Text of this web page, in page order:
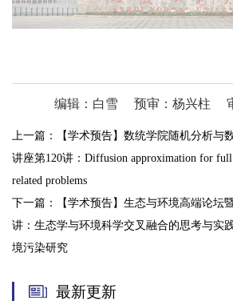
编辑：白雪 预审：杨兴柱
上一篇：
【学术预告】数统学院随机分析与
讲座第120讲：Diffusion approximation for full
related problems
下一篇：
【学术预告】生态与环境高端论坛
讲：生态学与环境科学交叉融合的思考与实
境污染研究
最新更新